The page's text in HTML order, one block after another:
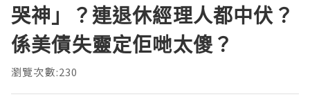
哭神」？連退休經理人都中伏？
係美債失靈定佢哋太傻？
瀏覽次數:230